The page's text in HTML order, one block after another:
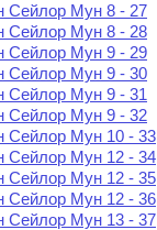
Сейлор Мун 8 - 27
Сейлор Мун 8 - 28
Сейлор Мун 9 - 29
Сейлор Мун 9 - 30
Сейлор Мун 9 - 31
Сейлор Мун 9 - 32
Сейлор Мун 10 - 33
Сейлор Мун 12 - 34
Сейлор Мун 12 - 35
Сейлор Мун 12 - 36
Сейлор Мун 13 - 37